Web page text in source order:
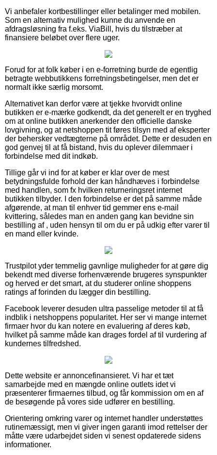
Vi anbefaler kortbestillinger eller betalinger med mobilen.
Som en alternativ mulighed kunne du anvende en
afdragsløsning fra f.eks. ViaBill, hvis du tilstræber at
finansiere beløbet over flere uger.
Forud for at folk køber i en e-forretning burde de egentlig
betragte webbutikkens forretningsbetingelser, men det er
normalt ikke særlig morsomt.
Alternativet kan derfor være at tjekke hvorvidt online
butikken er e-mærke godkendt, da det generelt er en tryghed
om at online butikken anerkender den officielle danske
lovgivning, og at netshoppen tit føres tilsyn med af eksperter
der behersker vedtægterne på området. Dette er desuden en
god genvej til at få bistand, hvis du oplever dilemmaer i
forbindelse med dit indkøb.
Tillige går vi ind for at køber er klar over de mest
betydningsfulde forhold der kan håndhæves i forbindelse
med handlen, som fx hvilken returneringsret internet
butikken tilbyder. I den forbindelse er det på samme måde
afgørende, at man til enhver tid gemmer ens e-mail
kvittering, således man en anden gang kan bevidne sin
bestilling af , uden hensyn til om du er på udkig efter varer til
en mand eller kvinde.
Trustpilot yder temmelig gavnlige muligheder for at gøre dig
bekendt med diverse forhenværende brugeres synspunkter
og herved er det smart, at du studerer online shoppens
ratings af forinden du lægger din bestilling.
Facebook leverer desuden ultra passelige metoder til at få
indblik i netshoppens popularitet. Her ser vi mange internet
firmaer hvor du kan notere en evaluering af deres køb,
hvilket på samme måde kan drages fordel af til vurdering af
kundernes tilfredshed.
Dette website er annoncefinansieret. Vi har et tæt
samarbejde med en mængde online outlets idet vi
præsenterer firmaernes tilbud, og får kommission om en af
de besøgende på vores side udfører en bestilling.
Orientering omkring varer og internet handler understøttes
rutinemæssigt, men vi giver ingen garanti imod rettelser der
måtte være udarbejdet siden vi senest opdaterede sidens
informationer.